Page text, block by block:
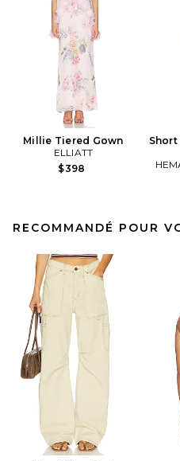
Millie Tiered Gown
ELLIATT
$398
RECOMMANDÉ POUR